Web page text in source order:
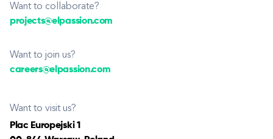
Want to collaborate?
projects@elpassion.com
Want to join us?
careers@elpassion.com
Want to visit us?
Plac Europejski 1